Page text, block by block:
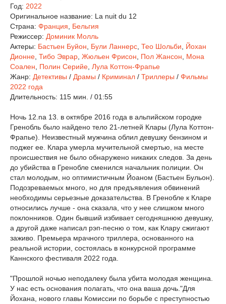
Год: 2022
Оригинальное название: La nuit du 12
Страна: Франция
Бельгия
Режиссер: Доминик Молль
Актеры: Бастьен Буйон Були Ланнерс Тео Шольби
Йохан
Дионне Тибо Эврар Жюльен Фрисон Пол Жансон
Мона
Соален
Полин Серийе Лула Коттон-Фрапье
Жанр: Детективы / Драмы / Криминал / Триллеры / Фильмы
2022 года
Длительность: 115 мин. / 01:55
Ночь 12.na 13. в октябре 2016 года в альпийском городке
Гренобль было найдено тело 21-летней Клары (Лула Коттон-
Фрапье). Неизвестный мужчина облил девушку бензином и
поджег ее. Клара умерла мучительной смертью, на месте
происшествия не было обнаружено никаких следов. За день
до убийства в Гренобле сменился начальник полиции. Он
стал молодым, но оптимистичным Йоаном (Бастьен Бульон).
Подозреваемых много, но для предъявления обвинений
необходимы серьезные доказательства. В Гренобле к Кларе
относились лучше - она сказала, что у нее слишком много
поклонников. Один бывший избивает сегодняшнюю девушку,
а другой даже написал рэп-песню о том, как Клару сжигают
заживо. Премьера мрачного триллера, основанного на
реальной истории, состоялась в конкурсной программе
Каннского фестиваля 2022 года.
"Прошлой ночью неподалеку была убита молодая женщина.
У нас есть основания полагать, что она ваша дочь."Для
Йохана, нового главы Комиссии по борьбе с преступностью